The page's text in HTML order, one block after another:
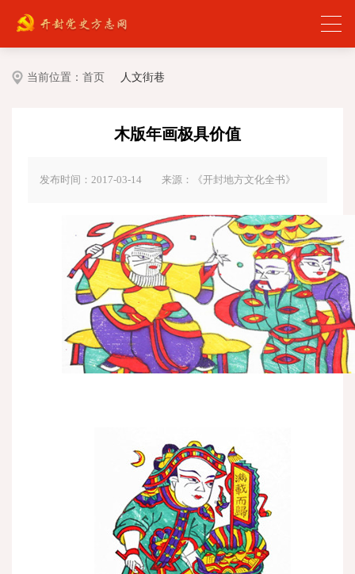
当前位置： 首页 人文街巷
木版年画极具价值
发布时间：2017-03-14 来源：《开封地方文化全书》